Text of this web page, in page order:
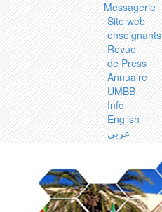
Messagerie
Site web
enseignants
Revue
de Press
Annuaire
UMBB
Info
English
عربي